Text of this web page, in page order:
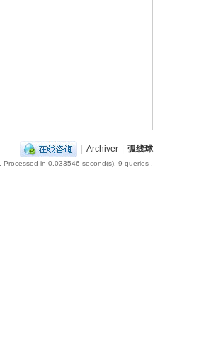
| Archiver | 弧线球
, Processed in 0.033546 second(s), 9 queries .